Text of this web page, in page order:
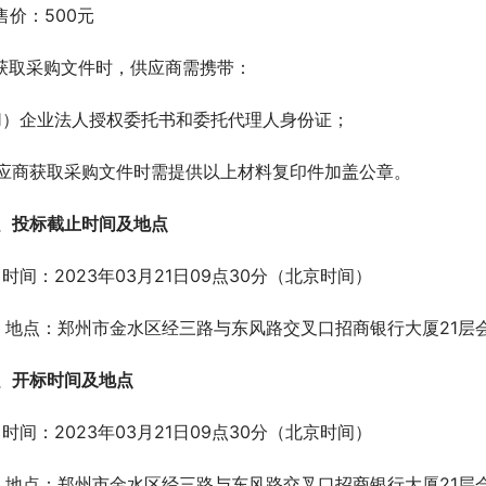
价：500元
取采购文件时，供应商需携带：
1）企业法人授权委托书和委托代理人身份证；
商获取采购文件时需提供以上材料复印件加盖公章。
投标截止时间及地点
时间：2023年03月21日09点30分（北京时间）
地点：郑州市金水区经三路与东风路交叉口招商银行大厦21层
开标时间及地点
时间：2023年03月21日09点30分（北京时间）